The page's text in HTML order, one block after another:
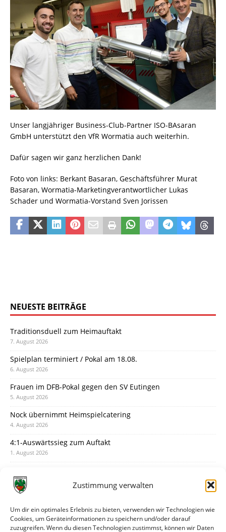
Zustimmung verwalten
Um dir ein optimales Erlebnis zu bieten, verwenden wir Technologien wie
Cookies, um Geräteinformationen zu speichern und/oder darauf
zuzugreifen. Wenn du diesen Technologien zustimmst, können wir Daten
Unser langjähriger Business-Club-Partner ISO-BAsaran
GmbH unterstützt den VfR Wormatia auch weiterhin.
Dafür sagen wir ganz herzlichen Dank!
Foto von links: Berkant Basaran, Geschäftsführer Murat
Basaran, Wormatia-Marketingverantwortlicher Lukas
Schader und Wormatia-Vorstand Sven Jorissen
NEUESTE BEITRÄGE
Traditionsduell zum Heimauftakt
7. August 2026
Spielplan terminiert / Pokal am 18.08.
6. August 2026
Frauen im DFB-Pokal gegen den SV Eutingen
5. August 2026
Nock übernimmt Heimspielcatering
4. August 2026
4:1-Auswärtssieg zum Auftakt
1. August 2026
31. Juli 2026
30. Juli 2026
Deine Spielminute: 89+1